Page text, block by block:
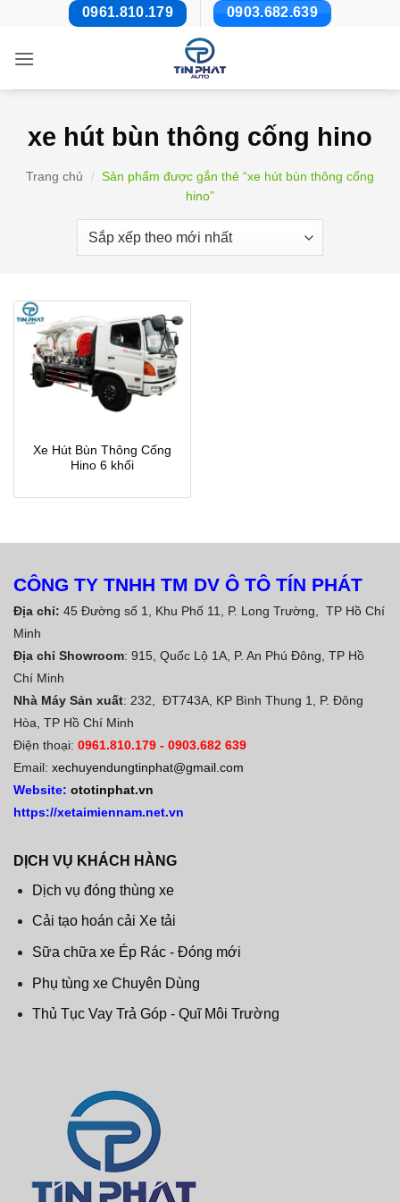
nội
0961.810.179 0903.682.639
xe hút bùn thông cống hino
Trang chủ / Sản phẩm được gắn thẻ “xe hút bùn thông cống
hino”
Xe Hút Bùn Thông Cống
Hino 6 khối
CÔNG TY TNHH TM DV Ô TÔ TÍN PHÁT
Địa chỉ: 45 Đường số 1, Khu Phố 11, P. Long Trường, TP Hồ Chí
Minh
Địa chỉ Showroom: 915, Quốc Lộ 1A, P. An Phú Đông, TP Hồ
Chí Minh
Nhà Máy Sản xuất: 232, ĐT743A, KP Bình Thung 1, P. Đông
Hòa, TP Hồ Chí Minh
Điện thoại: 0961.810.179 - 0903.682 639
Email: xechuyendungtinphat@gmail.com
Website: ototinphat.vn
https://xetaimiennam.net.vn
DỊCH VỤ KHÁCH HÀNG
Dịch vụ đóng thùng xe
Cải tạo hoán cải Xe tải
Sữa chữa xe Ép Rác - Đóng mới
Phụ tùng xe Chuyên Dùng
Thủ Tục Vay Trả Góp - Quĩ Môi Trường